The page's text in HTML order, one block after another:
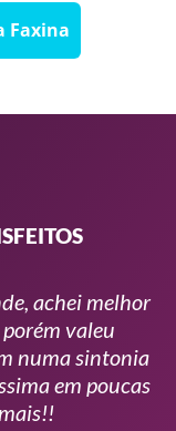
Faxina
achei melhor
valeu
numa sintonia
em poucas